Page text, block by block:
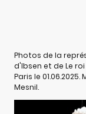
Photos de la
d'Ibsen et de Le
Paris le
Mesnil.